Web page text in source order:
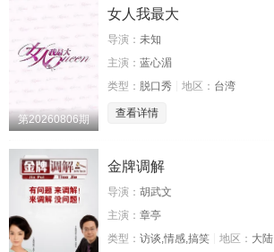
第20260806期
女人我最大
导演： 未知
主演： 蓝心湄
类型： 脱口秀 地区： 台湾
查看详情
金牌调解
导演： 胡武文
主演： 章亭
类型： 访谈,情感,搞笑 地区： 大陆